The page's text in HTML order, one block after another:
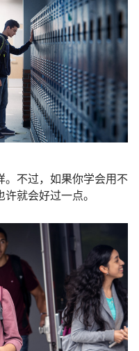
不过，如果你学会用不
就会好过一点。